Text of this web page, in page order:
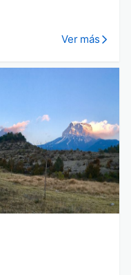
Ver más